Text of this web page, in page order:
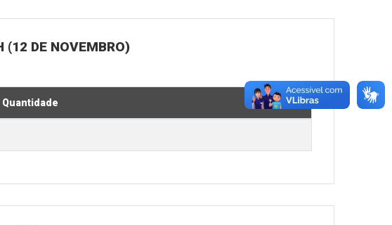
(12 DE NOVEMBRO)
Quantidade